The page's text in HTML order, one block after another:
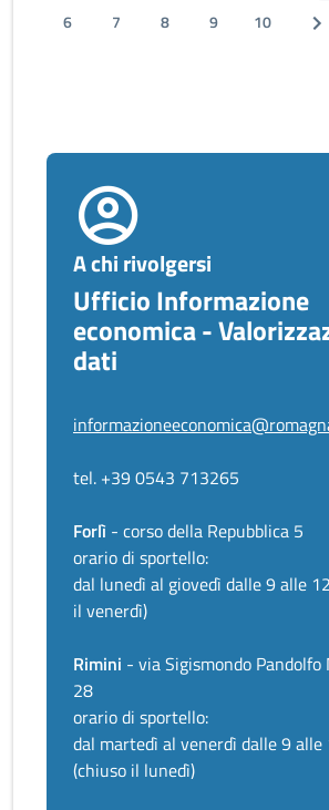
6
7 8 9 10
A chi rivolgersi
Ufficio Informazione
economica -
dati
tel. +39 0543 713265
Forlì - corso della Repubblica 5
orario di sportello:
dal lunedì al giovedì dalle 9 alle
il venerdì)
Rimini - via Sigismondo
28
orario di sportello:
dal martedì al venerdì dalle 9 alle
(chiuso il lunedì)